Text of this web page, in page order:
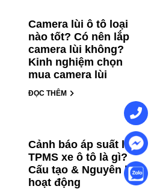
Camera lùi ô tô loại
nào tốt? Có nên lắp
camera lùi không?
Kinh nghiệm chọn
mua camera lùi
ĐỌC THÊM
Cảnh báo áp suất lốp
TPMS xe ô tô là gì?
Cấu tạo & Nguyên lý
hoạt động